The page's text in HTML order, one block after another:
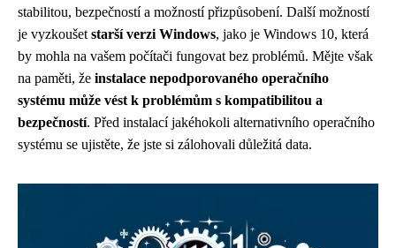
stabilitou, bezpečností a možností přizpůsobení. Další možností
je vyzkoušet starší verzi Windows, jako je Windows 10, která
by mohla na vašem počítači fungovat bez problémů. Mějte však
na paměti, že instalace nepodporovaného operačního
systému může vést k problémům s kompatibilitou a
bezpečností. Před instalací jakéhokoli alternativního operačního
systému se ujistěte, že jste si zálohovali důležitá data.